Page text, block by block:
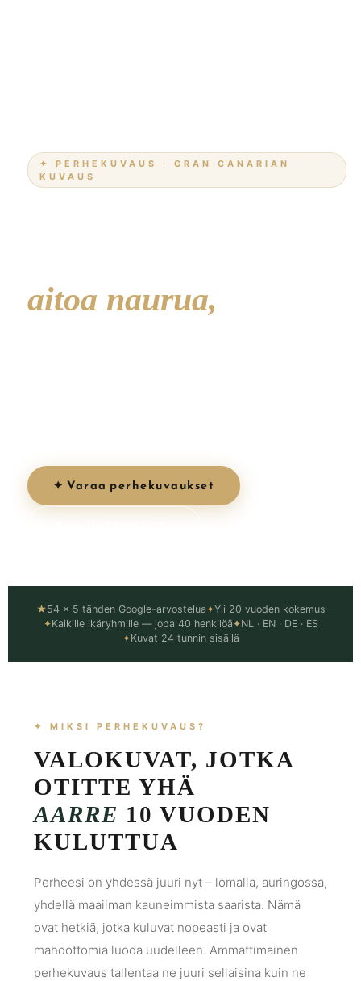
✦ PERHEKUVAUS · GRAN CANARIAN
KUVAUS
aitoa naurua,
✦ Varaa perhekuvaukset
★54 × 5 tähden Google-arvostelua✦Yli 20 vuoden kokemus
✦Kaikille ikäryhmille — jopa 40 henkilöä✦NL · EN · DE · ES
✦Kuvat 24 tunnin sisällä
✦ MIKSI PERHEKUVAUS?
VALOKUVAT, JOTKA
OTITTE YHÄ
AARRE 10 VUODEN
KULUTTUA
Perheesi on yhdessä juuri nyt – lomalla, auringossa,
yhdellä maailman kauneimmista saarista. Nämä
ovat hetkiä, jotka kuluvat nopeasti ja ovat
mahdottomia luoda uudelleen. Ammattimainen
perhekuvaus tallentaa ne juuri sellaisina kuin ne